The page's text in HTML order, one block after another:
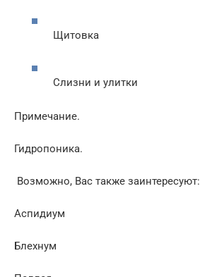
Щитовка
Слизни и улитки
Примечание.
Гидропоника.
Возможно, Вас также заинтересуют:
Аспидиум
Блехнум